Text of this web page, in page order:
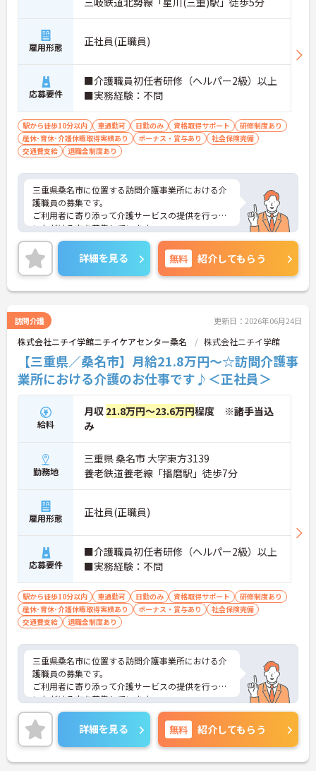
雇用形態 正社員(正職員)
応募要件
■介護職員初任者研修（ヘルパー2級）以上
■実務経験：不問
駅から徒歩10分以内 車通勤可 日勤のみ 資格取得サポート
研修制度あり
産休･育休･介護休暇取得実績あり
ボーナス・賞与あり
社会保険完備
交通費支給
退職金制度あり
三重県桑名市に位置する訪問介護事業所における介
護職員の募集です。
ご利用者に寄り添って介護サービスの提供を行って
いただける方を募集しています。
研修制度・資格取得支援制度があり、働きながらス
キルアップが目指せる環境です。
ご興味のある方には、面接対策ポイントなど、さら
に詳細をご案内しますのでお気軽にご相談くださ
い！
詳細を見る 無料 紹介してもらう
訪問介護 更新日：2026年06月24日
株式会社ニチイ学館ニチイケアセンター桑名 株式会社ニチイ学館
【三重県／桑名市】月給21.8万円～☆訪問介護事
業所における介護のお仕事です♪＜正社員＞
給料
月収 21.8万円～23.6万円程度 ※諸手当込
み
勤務地
三重県 桑名市 大字東方3139
養老鉄道養老線「播磨駅」徒歩7分
雇用形態 正社員(正職員)
応募要件
■介護職員初任者研修（ヘルパー2級）以上
■実務経験：不問
駅から徒歩10分以内 車通勤可 日勤のみ 資格取得サポート
研修制度あり
産休･育休･介護休暇取得実績あり
ボーナス・賞与あり
社会保険完備
交通費支給
退職金制度あり
三重県桑名市に位置する訪問介護事業所における介
護職員の募集です。
ご利用者に寄り添って介護サービスの提供を行って
いただける方を募集しています。
研修制度・資格取得支援制度があり、働きながらス
キルアップが目指せる環境です。
ご興味のある方には、面接対策ポイントなど、さら
に詳細をご案内しますのでお気軽にご相談くださ
い！
詳細を見る 無料 紹介してもらう